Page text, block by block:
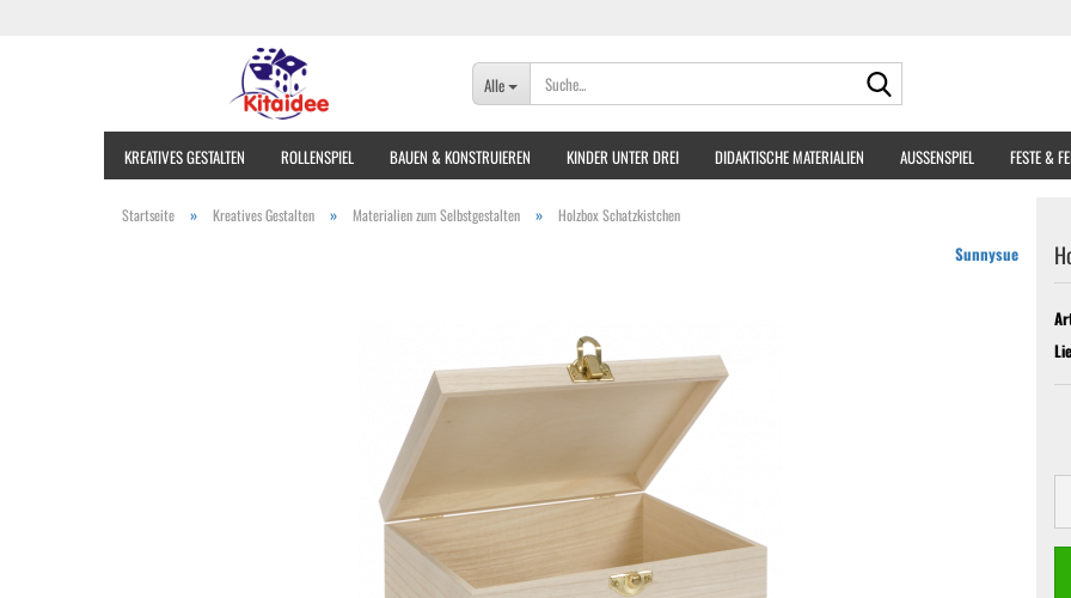
Alle
KREATIVES GESTALTEN ROLLENSPIEL BAUEN & KONSTRUIEREN KINDER UNTER DREI DIDAKTISCHE MATERIALIEN AUSSENSPIEL FESTE &
Startseite » Kreatives Gestalten » Materialien zum Selbstgestalten » Holzbox Schatzkistchen
Sunnysue